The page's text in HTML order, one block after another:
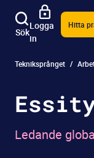
Sök
Logga
in
Hitta
Tekniksprånget
Ledande